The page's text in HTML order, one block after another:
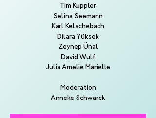
Tim Kuppler
Selina Seemann
Karl Kelschebach
Dilara Yüksek
Zeynep Ünal
David Wulf
Julia Amelie Marielle
Moderation
Anneke Schwarck